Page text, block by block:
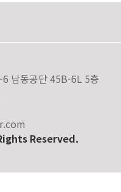
남동공단 45B-6L 5층
Reserved.